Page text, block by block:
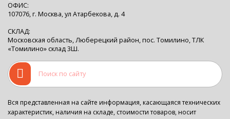
ОФИС:
107076, г. Москва, ул Атарбекова, д. 4
СКЛАД:
Московская область, Люберецкий район, пос. Томилино, ТЛК
«Томилино» склад 3Ш.
Вся представленная на сайте информация, касающаяся технических
характеристик, наличия на складе, стоимости товаров, носит